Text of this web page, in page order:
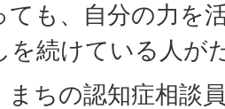
ても、自分の力を
を続けている人が
まちの認知症相談